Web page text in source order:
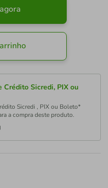
Crédito Sicredi, PIX ou
Sicredi , PIX ou Boleto*
a compra deste produto.